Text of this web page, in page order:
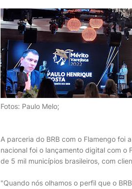
Fotos: Paulo Melo;
A parceria do BRB com o Flamengo foi
nacional foi o lançamento digital com o
de 5 mil municípios brasileiros, com
"Quando nós olhamos o perfil que o